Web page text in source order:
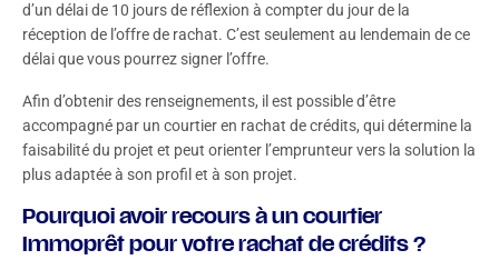
d’un délai de 10 jours de réflexion à compter du jour de la
réception de l’offre de rachat. C’est seulement au lendemain de ce
délai que vous pourrez signer l’offre.
Afin d’obtenir des renseignements, il est possible d’être
accompagné par un courtier en rachat de crédits, qui détermine la
faisabilité du projet et peut orienter l’emprunteur vers la solution la
plus adaptée à son profil et à son projet.
Pourquoi avoir recours à un courtier
Immoprêt pour votre rachat de crédits ?